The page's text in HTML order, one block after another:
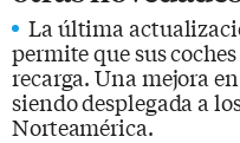
La última
permite que sus
recarga. Una mejora
siendo desplegada a
Norteamérica.